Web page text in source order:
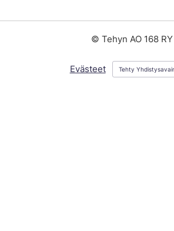
© Tehyn AO 168 RY
Evästeet Tehty